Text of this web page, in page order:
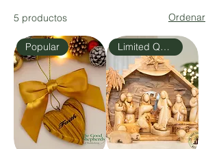
5 productos Ordenar
Popular Limited Quantity